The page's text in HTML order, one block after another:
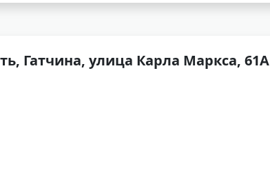
Гатчина, улица Карла Маркса, 61А